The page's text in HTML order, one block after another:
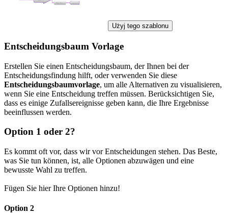
Użyj tego szablonu
Entscheidungsbaum Vorlage
Erstellen Sie einen Entscheidungsbaum, der Ihnen bei der
Entscheidungsfindung hilft, oder verwenden Sie diese
Entscheidungsbaumvorlage, um alle Alternativen zu visualisieren,
wenn Sie eine Entscheidung treffen müssen. Berücksichtigen Sie,
dass es einige Zufallsereignisse geben kann, die Ihre Ergebnisse
beeinflussen werden.
Option 1 oder 2?
Es kommt oft vor, dass wir vor Entscheidungen stehen. Das Beste,
was Sie tun können, ist, alle Optionen abzuwägen und eine
bewusste Wahl zu treffen.
Fügen Sie hier Ihre Optionen hinzu!
Option 2